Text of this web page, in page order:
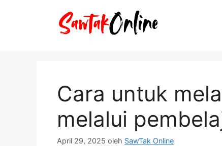
Cara untuk
melalui
April 29, 2025 oleh SawTak Online